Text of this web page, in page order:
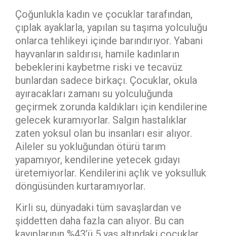
Çoğunlukla kadın ve çocuklar tarafından,
çıplak ayaklarla, yapılan su taşıma yolculuğu
onlarca tehlikeyi içinde barındırıyor. Yabani
hayvanların saldırısı, hamile kadınların
bebeklerini kaybetme riski ve tecavüz
bunlardan sadece birkaçı. Çocuklar, okula
ayıracakları zamanı su yolculuğunda
geçirmek zorunda kaldıkları için kendilerine
gelecek kuramıyorlar. Salgın hastalıklar
zaten yoksul olan bu insanları esir alıyor.
Aileler su yokluğundan ötürü tarım
yapamıyor, kendilerine yetecek gıdayı
üretemiyorlar. Kendilerini açlık ve yoksulluk
döngüsünden kurtaramıyorlar.
Kirli su, dünyadaki tüm savaşlardan ve
şiddetten daha fazla can alıyor. Bu can